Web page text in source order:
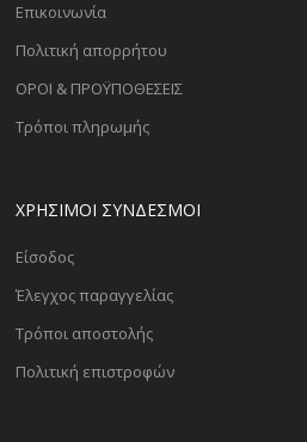
Επικοινωνία
Πολιτική απορρήτου
ΟΡΟΙ & ΠΡΟΫΠΟΘΕΣΕΙΣ
Τρόποι πληρωμής
ΧΡΗΣΙΜΟΙ ΣΥΝΔΕΣΜΟΙ
Είσοδος
Έλεγχος παραγγελίας
Τρόποι αποστολής
Πολιτική επιστροφών